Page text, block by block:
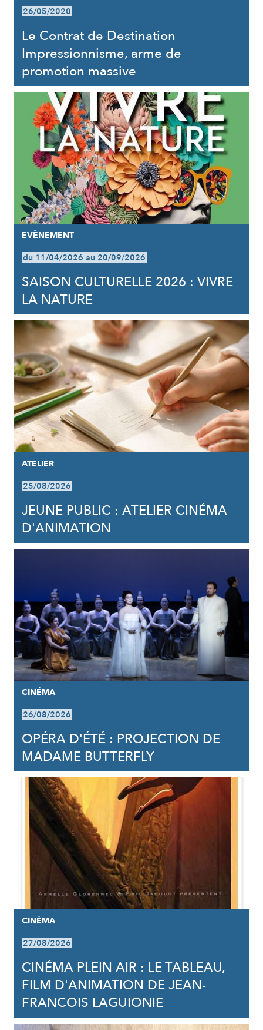
26/05/2020
Le Contrat de Destination
Impressionnisme, arme de
promotion massive
EVÈNEMENT
du 11/04/2026 au 20/09/2026
SAISON CULTURELLE 2026 : VIVRE
LA NATURE
ATELIER
25/08/2026
JEUNE PUBLIC : ATELIER CINÉMA
D'ANIMATION
CINÉMA
26/08/2026
OPÉRA D'ÉTÉ : PROJECTION DE
MADAME BUTTERFLY
CINÉMA
27/08/2026
CINÉMA PLEIN AIR : LE TABLEAU,
FILM D'ANIMATION DE JEAN-
FRANCOIS LAGUIONIE